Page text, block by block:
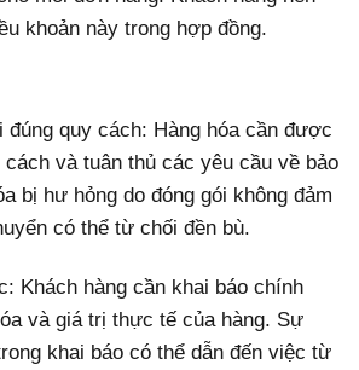
khoản này trong hợp đồng.
đúng quy cách: Hàng hóa cần được
cách và tuân thủ các yêu cầu về bảo
bị hư hỏng do đóng gói không đảm
có thể từ chối đền bù.
Khách hàng cần khai báo chính
và giá trị thực tế của hàng. Sự
khai báo có thể dẫn đến việc từ